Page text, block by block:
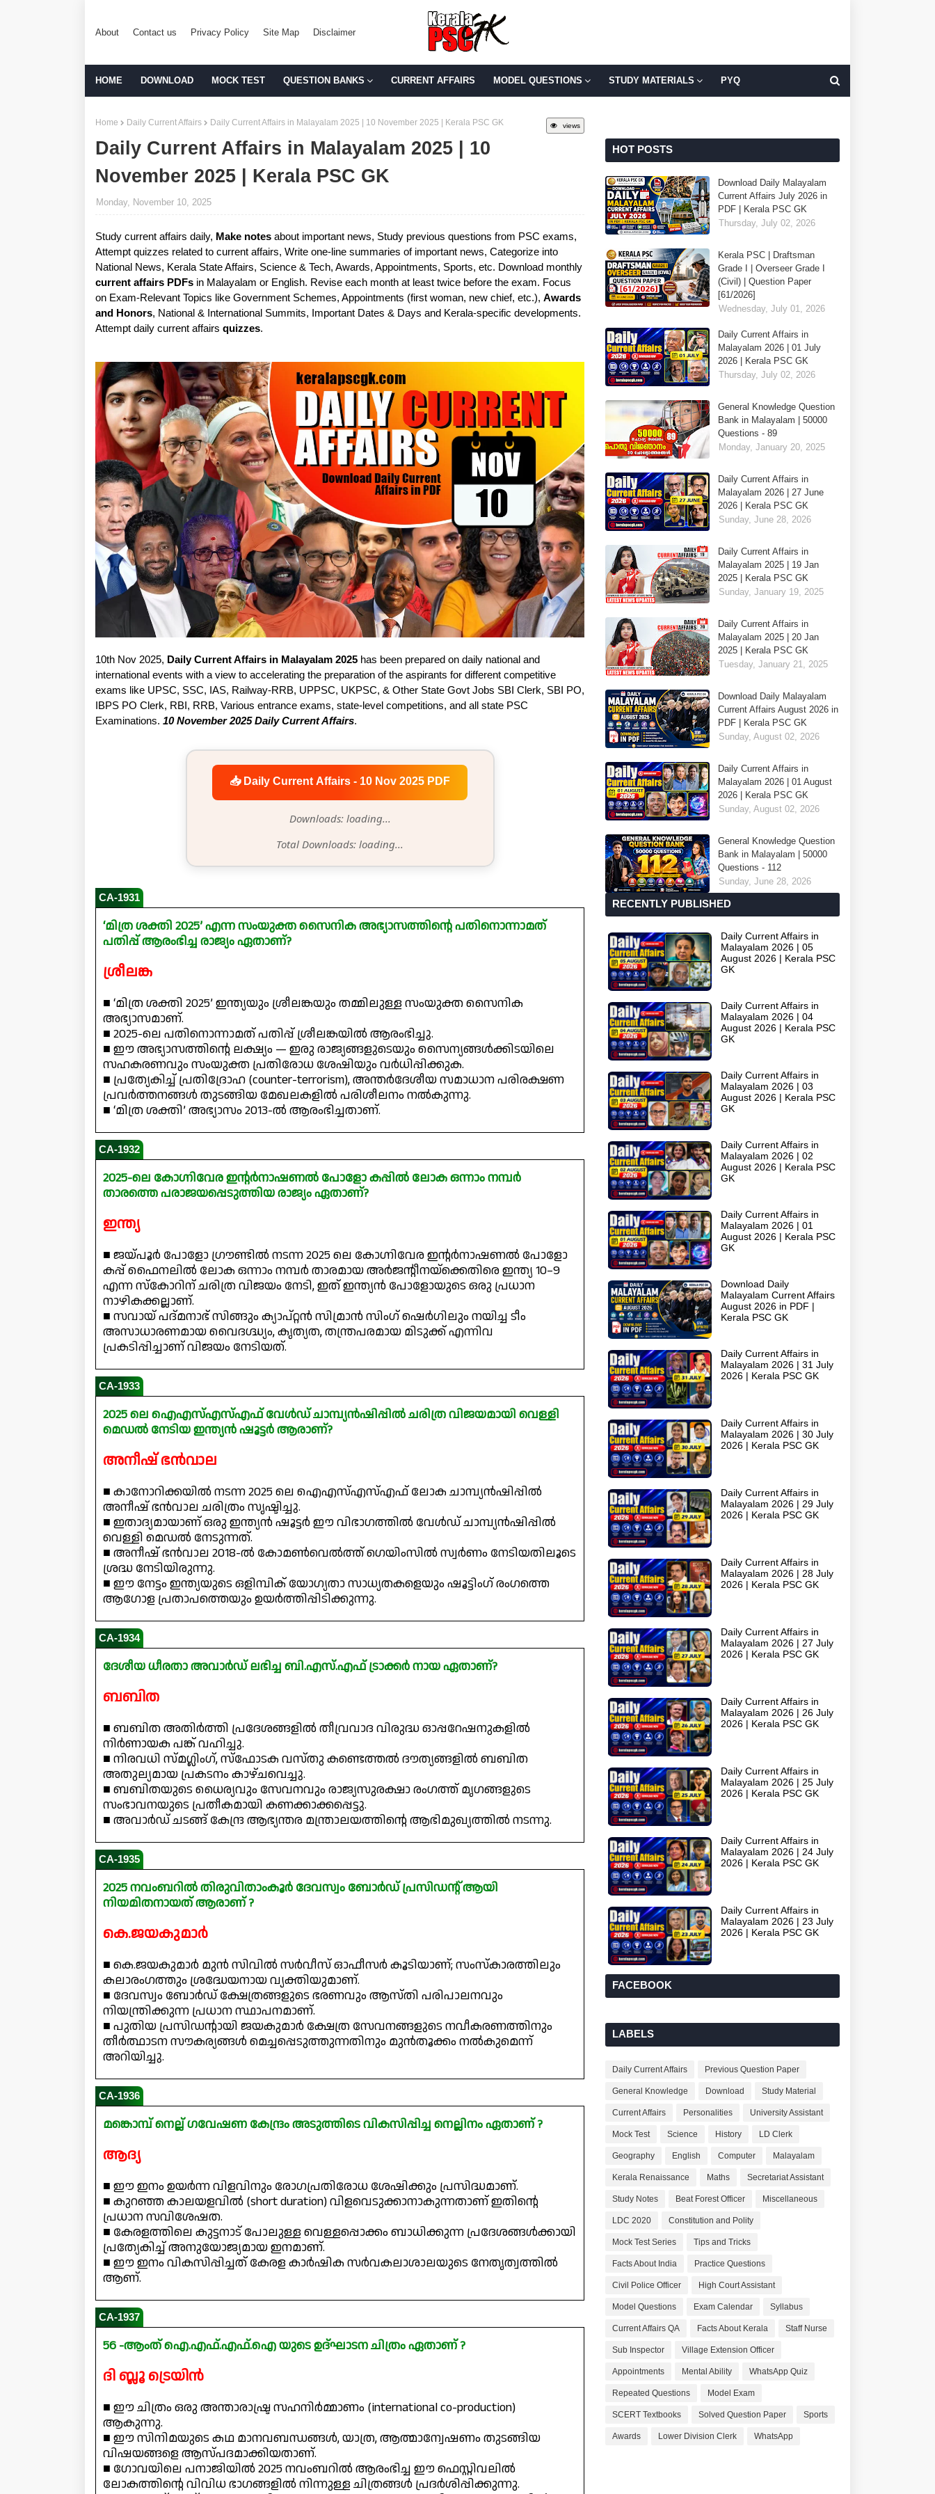
About Contact us Privacy Policy Site Map Disclaimer
HOME DOWNLOAD MOCK TEST QUESTION BANKS CURRENT AFFAIRS MODEL QUESTIONS STUDY MATERIALS PYQ
views
Home Daily Current Affairs Daily Current Affairs in Malayalam 2025 | 10 November 2025 | Kerala PSC GK
Daily Current Affairs in Malayalam 2025 | 10
November 2025 | Kerala PSC GK
Monday, November 10, 2025
Study current affairs daily, Make notes about important news, Study previous questions from PSC exams,
Attempt quizzes related to current affairs, Write one-line summaries of important news, Categorize into
National News, Kerala State Affairs, Science & Tech, Awards, Appointments, Sports, etc. Download monthly
current affairs PDFs in Malayalam or English. Revise each month at least twice before the exam. Focus
on Exam-Relevant Topics like Government Schemes, Appointments (first woman, new chief, etc.), Awards
and Honors, National & International Summits, Important Dates & Days and Kerala-specific developments.
Attempt daily current affairs quizzes.
10th Nov 2025, Daily Current Affairs in Malayalam 2025 has been prepared on daily national and
international events with a view to accelerating the preparation of the aspirants for different competitive
exams like UPSC, SSC, IAS, Railway-RRB, UPPSC, UKPSC, & Other State Govt Jobs SBI Clerk, SBI PO,
IBPS PO Clerk, RBI, RRB, Various entrance exams, state-level competitions, and all state PSC
Examinations. 10 November 2025 Daily Current Affairs.
📥 Daily Current Affairs - 10 Nov 2025 PDF
Downloads: loading...
Total Downloads: loading...
CA-1931
‘മിത്ര ശക്തി 2025’ എന്ന സംയുക്ത സൈനിക അഭ്യാസത്തിന്റെ പതിനൊന്നാമത്
പതിപ്പ് ആരംഭിച്ച രാജ്യം ഏതാണ്?
ശ്രീലങ്ക
■ ‘മിത്ര ശക്തി 2025’ ഇന്ത്യയും ശ്രീലങ്കയും തമ്മിലുള്ള സംയുക്ത സൈനിക
അഭ്യാസമാണ്.
■ 2025-ലെ പതിനൊന്നാമത് പതിപ്പ് ശ്രീലങ്കയിൽ ആരംഭിച്ചു.
■ ഈ അഭ്യാസത്തിന്റെ ലക്ഷ്യം — ഇരു രാജ്യങ്ങളുടെയും സൈന്യങ്ങൾക്കിടയിലെ
സഹകരണവും സംയുക്ത പ്രതിരോധ ശേഷിയും വർധിപ്പിക്കുക.
■ പ്രത്യേകിച്ച് പ്രതിദ്രോഹ (counter-terrorism), അന്തർദേശീയ സമാധാന പരിരക്ഷണ
പ്രവർത്തനങ്ങൾ തുടങ്ങിയ മേഖലകളിൽ പരിശീലനം നൽകുന്നു.
■ ‘മിത്ര ശക്തി’ അഭ്യാസം 2013-ൽ ആരംഭിച്ചതാണ്.
CA-1932
2025-ലെ കോഗ്നിവേര ഇന്റർനാഷണൽ പോളോ കപ്പിൽ ലോക ഒന്നാം നമ്പർ
താരത്തെ പരാജയപ്പെടുത്തിയ രാജ്യം ഏതാണ്?
ഇന്ത്യ
■ ജയ്പൂർ പോളോ ഗ്രൗണ്ടിൽ നടന്ന 2025 ലെ കോഗ്നിവേര ഇന്റർനാഷണൽ പോളോ
കപ്പ് ഫൈനലിൽ ലോക ഒന്നാം നമ്പർ താരമായ അർജന്റീനയ്‌ക്കെതിരെ ഇന്ത്യ 10–9
എന്ന സ്കോറിന് ചരിത്ര വിജയം നേടി, ഇത് ഇന്ത്യൻ പോളോയുടെ ഒരു പ്രധാന
നാഴികക്കല്ലാണ്.
■ സവായ് പദ്മനാഭ് സിങ്ങും ക്യാപ്റ്റൻ സിമ്രാൻ സിംഗ് ഷെർഗിലും നയിച്ച ടീം
അസാധാരണമായ വൈദഗ്ദ്ധ്യം, കൃത്യത, തന്ത്രപരമായ മിടുക്ക് എന്നിവ
പ്രകടിപ്പിച്ചാണ് വിജയം നേടിയത്.
CA-1933
2025 ലെ ഐഎസ്എസ്എഫ് വേൾഡ് ചാമ്പ്യൻഷിപ്പിൽ ചരിത്ര വിജയമായി വെള്ളി
മെഡൽ നേടിയ ഇന്ത്യൻ ഷൂട്ടർ ആരാണ്?
അനീഷ് ഭൻവാല
■ കാനോറിക്കയിൽ നടന്ന 2025 ലെ ഐ‌എസ്‌എസ്‌എഫ് ലോക ചാമ്പ്യൻഷിപ്പിൽ
അനീഷ് ഭൻവാല ചരിത്രം സൃഷ്ടിച്ചു.
■ ഇതാദ്യമായാണ് ഒരു ഇന്ത്യൻ ഷൂട്ടർ ഈ വിഭാഗത്തിൽ വേൾഡ് ചാമ്പ്യൻഷിപ്പിൽ
വെള്ളി മെഡൽ നേടുന്നത്.
■ അനീഷ് ഭൻവാല 2018-ൽ കോമൺവെൽത്ത് ഗെയിംസിൽ സ്വർണം നേടിയതിലൂടെ
ശ്രദ്ധ നേടിയിരുന്നു.
■ ഈ നേട്ടം ഇന്ത്യയുടെ ഒളിമ്പിക് യോഗ്യതാ സാധ്യതകളെയും ഷൂട്ടിംഗ് രംഗത്തെ
ആഗോള പ്രതാപത്തെയും ഉയർത്തിപ്പിടിക്കുന്നു.
CA-1934
ദേശീയ ധീരതാ അവാർഡ് ലഭിച്ച ബി.എസ്.എഫ് ട്രാക്കർ നായ ഏതാണ്?
ബബിത
■ ബബിത അതിർത്തി പ്രദേശങ്ങളിൽ തീവ്രവാദ വിരുദ്ധ ഓപ്പറേഷനുകളിൽ
നിർണായക പങ്ക് വഹിച്ചു.
■ നിരവധി സ്മഗ്ലിംഗ്, സ്ഫോടക വസ്തു കണ്ടെത്തൽ ദൗത്യങ്ങളിൽ ബബിത
അതുല്യമായ പ്രകടനം കാഴ്ചവെച്ചു.
■ ബബിതയുടെ ധൈര്യവും സേവനവും രാജ്യസുരക്ഷാ രംഗത്ത് മൃഗങ്ങളുടെ
സംഭാവനയുടെ പ്രതീകമായി കണക്കാക്കപ്പെട്ടു.
■ അവാർഡ് ചടങ്ങ് കേന്ദ്ര ആഭ്യന്തര മന്ത്രാലയത്തിന്റെ ആഭിമുഖ്യത്തിൽ നടന്നു.
CA-1935
2025 നവംബറിൽ തിരുവിതാംകൂർ ദേവസ്വം ബോർഡ് പ്രസിഡന്റ് ആയി
നിയമിതനായത് ആരാണ് ?
കെ.ജയകുമാർ
■ കെ.ജയകുമാർ മുൻ സിവിൽ സർവീസ് ഓഫീസർ കൂടിയാണ്; സംസ്കാരത്തിലും
കലാരംഗത്തും ശ്രദ്ധേയനായ വ്യക്തിയുമാണ്.
■ ദേവസ്വം ബോർഡ് ക്ഷേത്രങ്ങളുടെ ഭരണവും ആസ്തി പരിപാലനവും
നിയന്ത്രിക്കുന്ന പ്രധാന സ്ഥാപനമാണ്.
■ പുതിയ പ്രസിഡന്റായി ജയകുമാർ ക്ഷേത്ര സേവനങ്ങളുടെ നവീകരണത്തിനും
തീർത്ഥാടന സൗകര്യങ്ങൾ മെച്ചപ്പെടുത്തുന്നതിനും മുൻതൂക്കം നൽകുമെന്ന്
അറിയിച്ചു.
CA-1936
മങ്കൊമ്പ് നെല്ല് ഗവേഷണ കേന്ദ്രം അടുത്തിടെ വികസിപ്പിച്ച നെല്ലിനം ഏതാണ് ?
ആദ്യ
■ ഈ ഇനം ഉയർന്ന വിളവിനും രോഗപ്രതിരോധ ശേഷിക്കും പ്രസിദ്ധമാണ്.
■ കുറഞ്ഞ കാലയളവിൽ (short duration) വിളവെടുക്കാനാകുന്നതാണ് ഇതിന്റെ
പ്രധാന സവിശേഷത.
■ കേരളത്തിലെ കുട്ടനാട് പോലുള്ള വെള്ളപ്പൊക്കം ബാധിക്കുന്ന പ്രദേശങ്ങൾക്കായി
പ്രത്യേകിച്ച് അനുയോജ്യമായ ഇനമാണ്.
■ ഈ ഇനം വികസിപ്പിച്ചത് കേരള കാർഷിക സർവകലാശാലയുടെ നേതൃത്വത്തിൽ
ആണ്.
CA-1937
56 -ആംത് ഐ.എഫ്.എഫ്.ഐ യുടെ ഉദ്‌ഘാടന ചിത്രം ഏതാണ് ?
ദി ബ്ലൂ ട്രെയിൻ
■ ഈ ചിത്രം ഒരു അന്താരാഷ്ട്ര സഹനിർമ്മാണം (international co-production)
ആകുന്നു.
■ ഈ സിനിമയുടെ കഥ മാനവബന്ധങ്ങൾ, യാത്ര, ആത്മാന്വേഷണം തുടങ്ങിയ
വിഷയങ്ങളെ ആസ്പദമാക്കിയതാണ്.
■ ഗോവയിലെ പനാജിയിൽ 2025 നവംബറിൽ ആരംഭിച്ച ഈ ഫെസ്റ്റിവലിൽ
ലോകത്തിന്റെ വിവിധ ഭാഗങ്ങളിൽ നിന്നുള്ള ചിത്രങ്ങൾ പ്രദർശിപ്പിക്കുന്നു.
HOT POSTS
Download Daily Malayalam
Current Affairs July 2026 in
PDF | Kerala PSC GK
Thursday, July 02, 2026
Kerala PSC | Draftsman
Grade I | Overseer Grade I
(Civil) | Question Paper
[61/2026]
Wednesday, July 01, 2026
Daily Current Affairs in
Malayalam 2026 | 01 July
2026 | Kerala PSC GK
Thursday, July 02, 2026
General Knowledge Question
Bank in Malayalam | 50000
Questions - 89
Monday, January 20, 2025
Daily Current Affairs in
Malayalam 2026 | 27 June
2026 | Kerala PSC GK
Sunday, June 28, 2026
Daily Current Affairs in
Malayalam 2025 | 19 Jan
2025 | Kerala PSC GK
Sunday, January 19, 2025
Daily Current Affairs in
Malayalam 2025 | 20 Jan
2025 | Kerala PSC GK
Tuesday, January 21, 2025
Download Daily Malayalam
Current Affairs August 2026 in
PDF | Kerala PSC GK
Sunday, August 02, 2026
Daily Current Affairs in
Malayalam 2026 | 01 August
2026 | Kerala PSC GK
Sunday, August 02, 2026
General Knowledge Question
Bank in Malayalam | 50000
Questions - 112
Sunday, June 28, 2026
RECENTLY PUBLISHED
Daily Current Affairs in
Malayalam 2026 | 05
August 2026 | Kerala PSC
GK
Daily Current Affairs in
Malayalam 2026 | 04
August 2026 | Kerala PSC
GK
Daily Current Affairs in
Malayalam 2026 | 03
August 2026 | Kerala PSC
GK
Daily Current Affairs in
Malayalam 2026 | 02
August 2026 | Kerala PSC
GK
Daily Current Affairs in
Malayalam 2026 | 01
August 2026 | Kerala PSC
GK
Download Daily
Malayalam Current Affairs
August 2026 in PDF |
Kerala PSC GK
Daily Current Affairs in
Malayalam 2026 | 31 July
2026 | Kerala PSC GK
Daily Current Affairs in
Malayalam 2026 | 30 July
2026 | Kerala PSC GK
Daily Current Affairs in
Malayalam 2026 | 29 July
2026 | Kerala PSC GK
Daily Current Affairs in
Malayalam 2026 | 28 July
2026 | Kerala PSC GK
Daily Current Affairs in
Malayalam 2026 | 27 July
2026 | Kerala PSC GK
Daily Current Affairs in
Malayalam 2026 | 26 July
2026 | Kerala PSC GK
Daily Current Affairs in
Malayalam 2026 | 25 July
2026 | Kerala PSC GK
Daily Current Affairs in
Malayalam 2026 | 24 July
2026 | Kerala PSC GK
Daily Current Affairs in
Malayalam 2026 | 23 July
2026 | Kerala PSC GK
FACEBOOK
LABELS
Daily Current Affairs Previous Question Paper
General Knowledge Download Study Material
Current Affairs Personalities University Assistant
Mock Test Science History LD Clerk
Geography English Computer Malayalam
Kerala Renaissance Maths Secretariat Assistant
Study Notes Beat Forest Officer Miscellaneous
LDC 2020 Constitution and Polity
Mock Test Series Tips and Tricks
Facts About India Practice Questions
Civil Police Officer High Court Assistant
Model Questions Exam Calendar Syllabus
Current Affairs QA Facts About Kerala Staff Nurse
Sub Inspector Village Extension Officer
Appointments Mental Ability WhatsApp Quiz
Repeated Questions Model Exam
SCERT Textbooks Solved Question Paper Sports
Awards Lower Division Clerk WhatsApp